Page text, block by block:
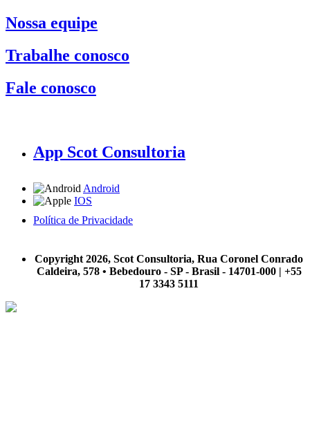
Nossa equipe
Trabalhe conosco
Fale conosco
App Scot Consultoria
Android
IOS
Política de Privacidade
Copyright 2026, Scot Consultoria, Rua Coronel Conrado
Caldeira, 578 • Bebedouro - SP - Brasil - 14701-000 | +55
17 3343 5111